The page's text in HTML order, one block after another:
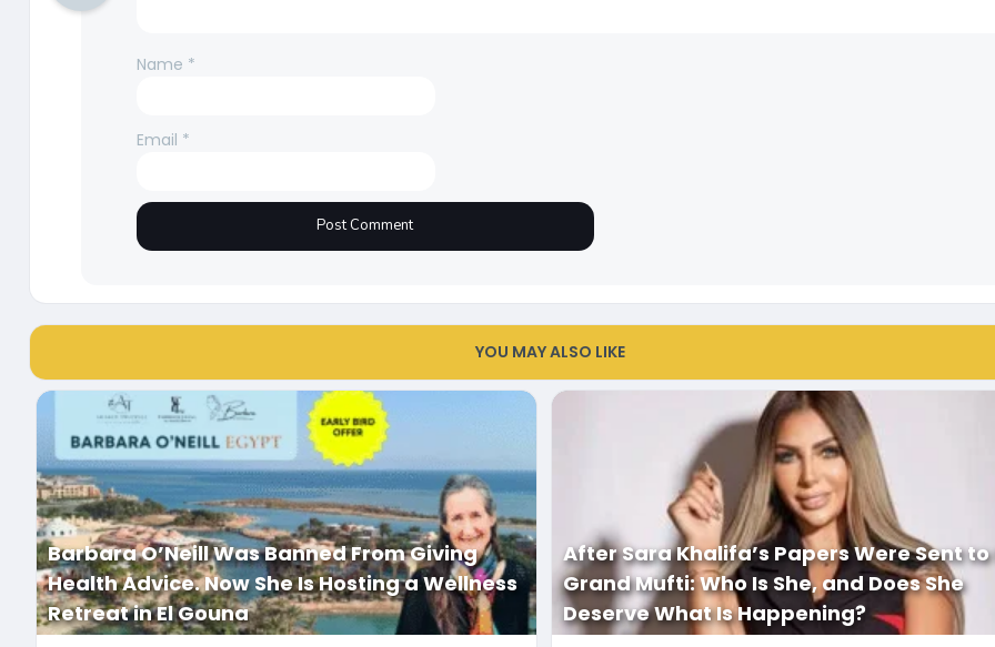
Name *
Email *
YOU MAY ALSO LIKE
Barbara O’Neill Was Banned From Giving
Health Advice. Now She Is Hosting a Wellness
Retreat in El Gouna
After Sara Khalifa’s Papers Were Sent
Grand Mufti: Who Is She, and Does She
Deserve What Is Happening?